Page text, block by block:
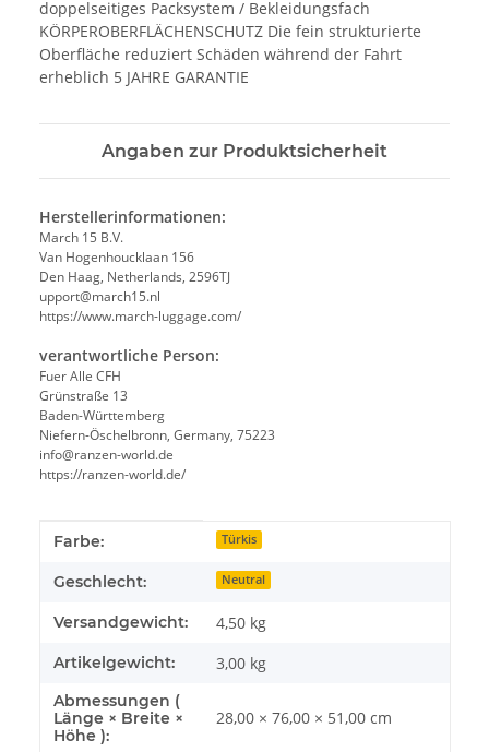
doppelseitiges Packsystem / Bekleidungsfach
KÖRPEROBERFLÄCHENSCHUTZ Die fein strukturierte
Oberfläche reduziert Schäden während der Fahrt
erheblich 5 JAHRE GARANTIE
Angaben zur Produktsicherheit
Herstellerinformationen:
March 15 B.V.
Van Hogenhoucklaan 156
Den Haag, Netherlands, 2596TJ
upport@march15.nl
https://www.march-luggage.com/
verantwortliche Person:
Fuer Alle CFH
Grünstraße 13
Baden-Württemberg
Niefern-Öschelbronn, Germany, 75223
info@ranzen-world.de
https://ranzen-world.de/
Produkteigenschaft
Wert
Farbe: Türkis
Geschlecht: Neutral
Versandgewicht: 4,50 kg
Artikelgewicht: 3,00 kg
Abmessungen (
Länge × Breite ×
Höhe ):
28,00 × 76,00 × 51,00 cm